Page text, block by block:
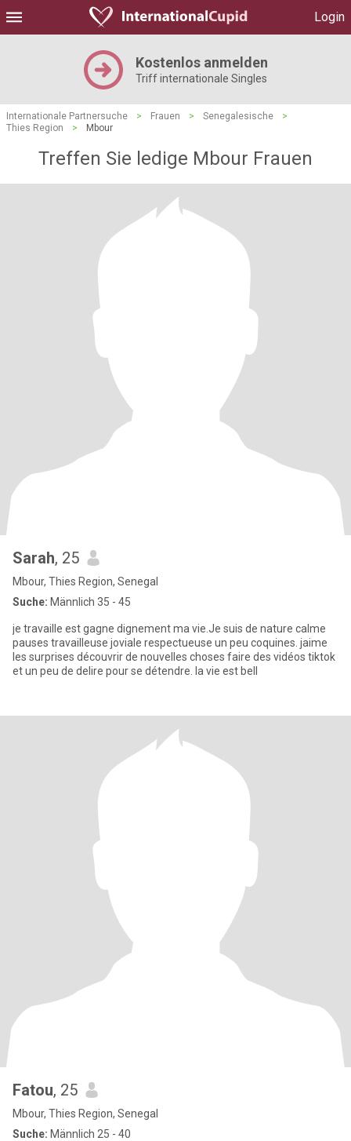
Login
Kostenlos anmelden
Triff internationale Singles
Internationale Partnersuche > Frauen > Senegalesische
>
Thies Region
> Mbour
Treffen Sie ledige Mbour Frauen
Sarah, 25
Mbour, Thies Region, Senegal
Suche: Männlich 35 - 45
je travaille est gagne dignement ma vie.Je suis de nature calme
pauses travailleuse joviale respectueuse un peu coquines. jaime
les surprises découvrir de nouvelles choses faire des vidéos tiktok
et un peu de delire pour se détendre. la vie est bell
Fatou, 25
Mbour, Thies Region, Senegal
Suche: Männlich 25 - 40